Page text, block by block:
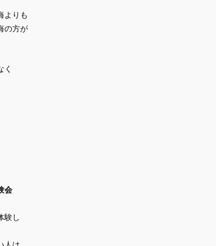
よりも
の方が
く
会
験し